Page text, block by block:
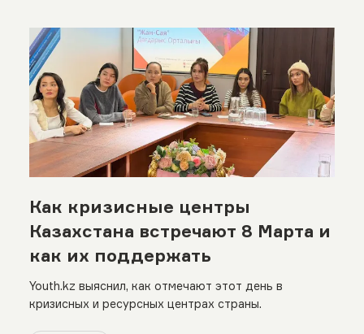
Как кризисные центры
Казахстана встречают 8 Марта и
как их поддержать
Youth.kz выяснил, как отмечают этот день в
кризисных и ресурсных центрах страны.